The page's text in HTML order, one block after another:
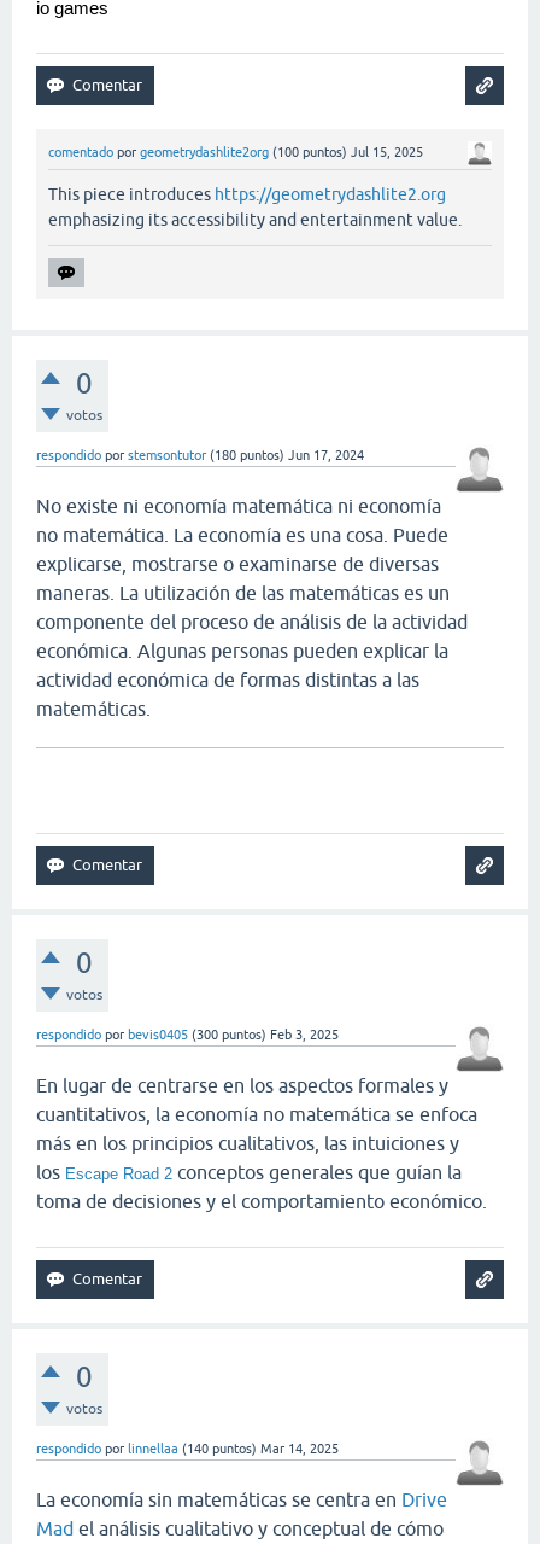
io games
comentado por geometrydashlite2org (100 puntos) Jul 15, 2025
This piece introduces https://geometrydashlite2.org
emphasizing its accessibility and entertainment value.
0
votos
respondido por stemsontutor (180 puntos) Jun 17, 2024
No existe ni economía matemática ni economía
no matemática. La economía es una cosa. Puede
explicarse, mostrarse o examinarse de diversas
maneras. La utilización de las matemáticas es un
componente del proceso de análisis de la actividad
económica. Algunas personas pueden explicar la
actividad económica de formas distintas a las
matemáticas.
0
votos
respondido por bevis0405 (300 puntos) Feb 3, 2025
En lugar de centrarse en los aspectos formales y
cuantitativos, la economía no matemática se enfoca
más en los principios cualitativos, las intuiciones y
los Escape Road 2 conceptos generales que guían la
toma de decisiones y el comportamiento económico.
0
votos
respondido por linnellaa (140 puntos) Mar 14, 2025
La economía sin matemáticas se centra en Drive
Mad el análisis cualitativo y conceptual de cómo